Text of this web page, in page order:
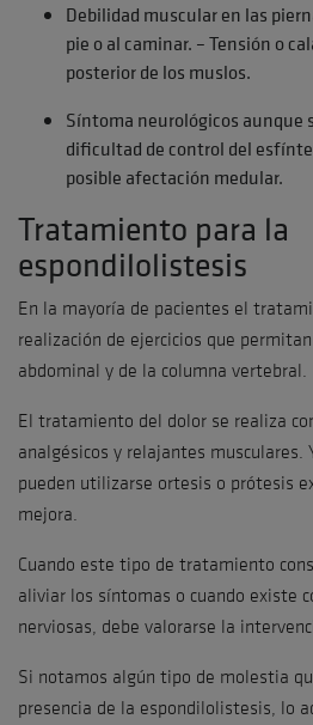
Debilidad muscular en las
pie o al caminar. – Tensión o
posterior de los muslos.
Síntoma neurológicos aunque
dificultad de control del
posible afectación medular.
Tratamiento para la
espondilolistesis
En la mayoría de pacientes el
realización de ejercicios que
abdominal y de la columna vertebral.
El tratamiento del dolor se realiza
analgésicos y relajantes musculares.
pueden utilizarse ortesis o prótesis
mejora.
Cuando este tipo de tratamiento
aliviar los síntomas o cuando existe
nerviosas, debe valorarse la
Si notamos algún tipo de molestia
presencia de la espondilolistesis, lo